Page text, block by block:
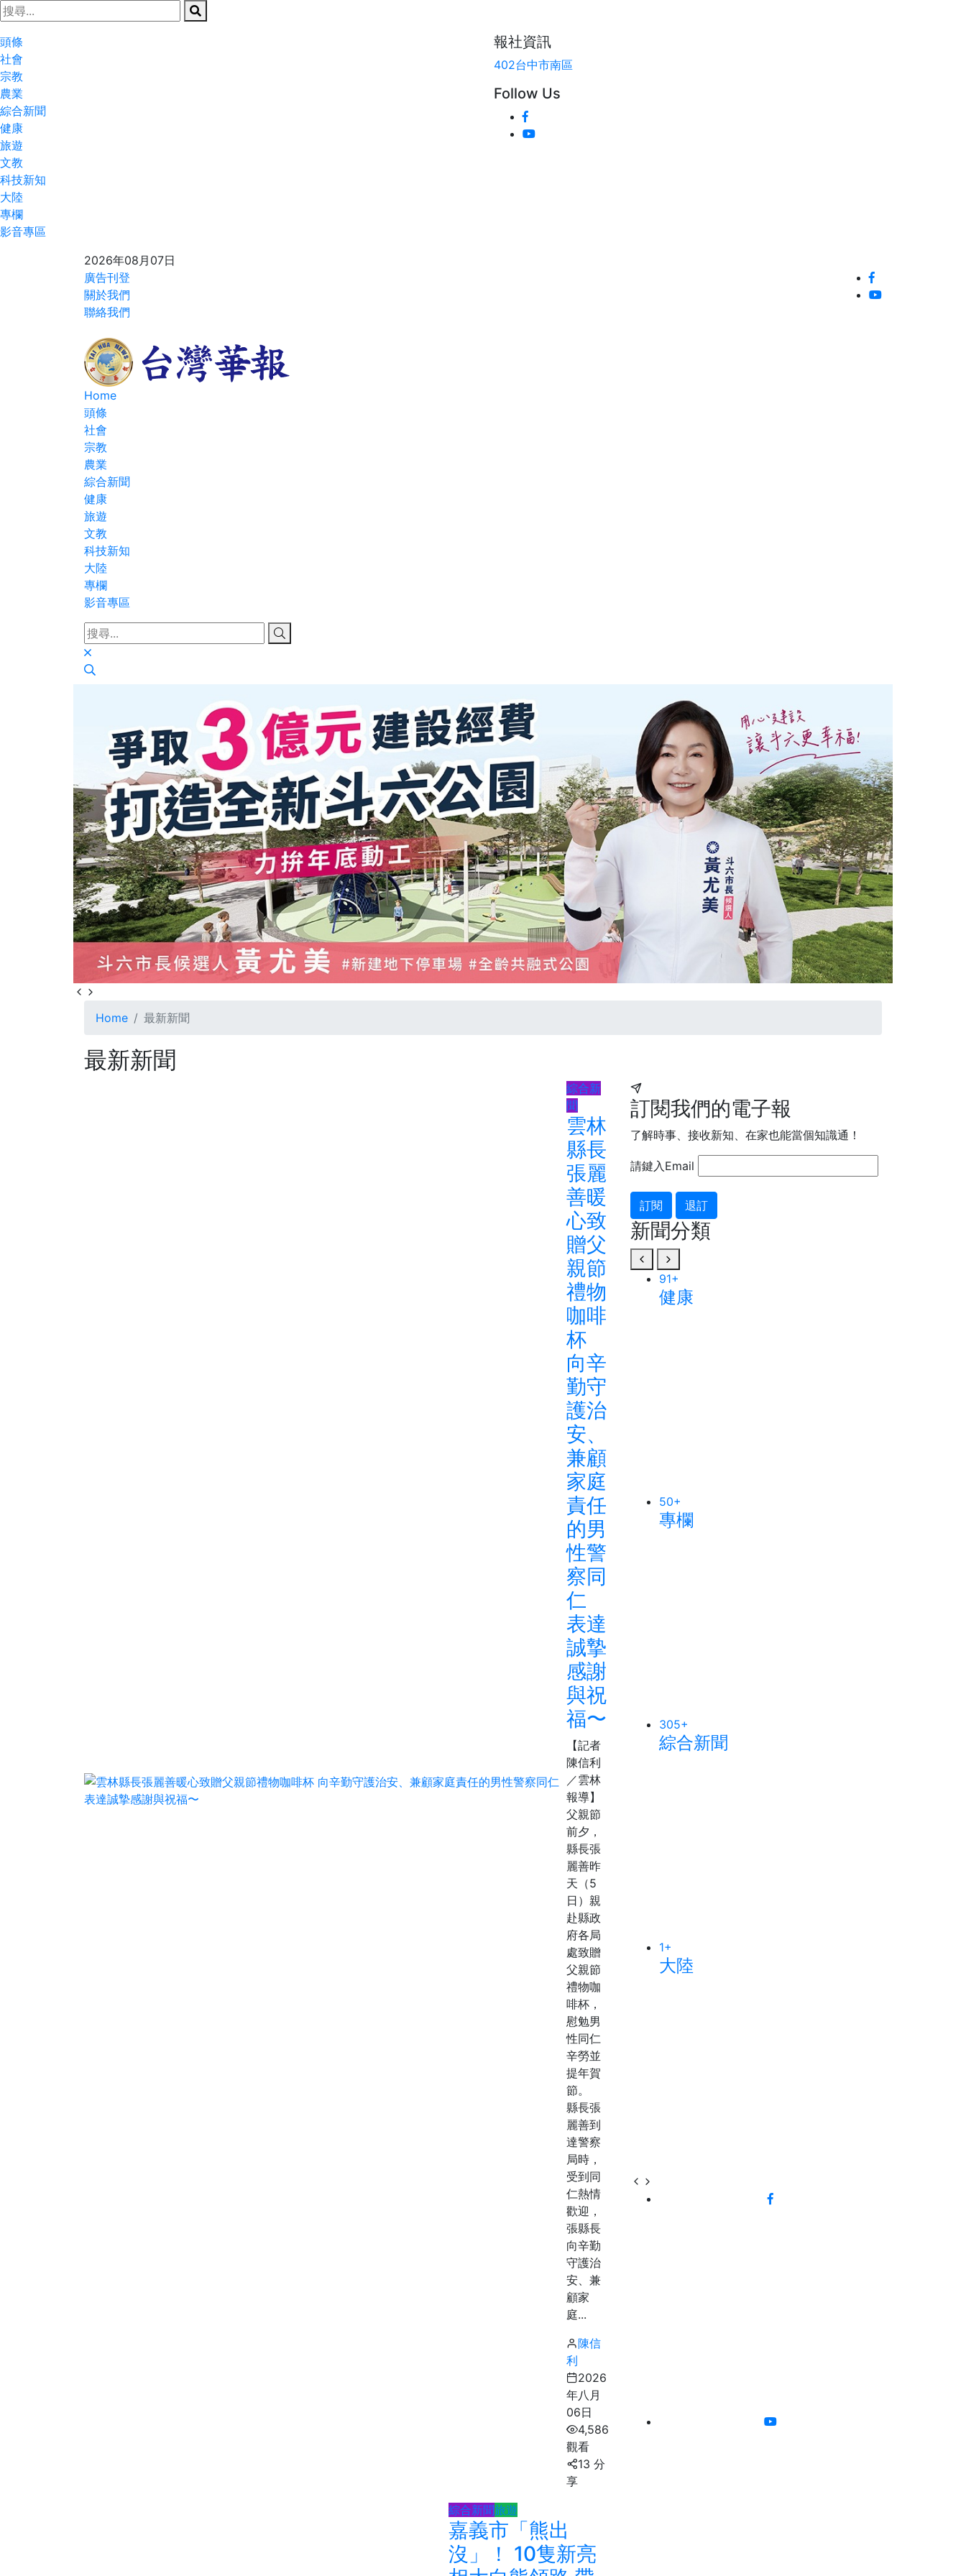
頭條
社會
宗教
農業
綜合新聞
健康
旅遊
文教
科技新知
大陸
專欄
影音專區
報社資訊
402台中市南區
Follow Us
2026年08月07日
廣告刊登
關於我們
聯絡我們
Home
頭條
社會
宗教
農業
綜合新聞
健康
旅遊
文教
科技新知
大陸
專欄
影音專區
Home 最新新聞
最新新聞
綜合新
聞
雲林
縣長
張麗
善暖
心致
贈父
親節
禮物
咖啡
杯
向辛
勤守
護治
安、
兼顧
家庭
責任
的男
性警
察同
仁
表達
誠摯
感謝
與祝
福〜
【記者
陳信利
／雲林
報導】
父親節
前夕，
縣長張
麗善昨
天（5
日）親
赴縣政
府各局
處致贈
父親節
禮物咖
啡杯，
慰勉男
性同仁
辛勞並
提年賀
節。
縣長張
麗善到
達警察
局時，
受到同
仁熱情
歡迎，
張縣長
向辛勤
守護治
安、兼
顧家
庭...
陳信
利
2026
年八月
06日
4,586
觀看
13 分
享
綜合新聞旅遊
嘉義市「熊出
沒」！ 10隻新亮
訂閱我們的電子報
了解時事、接收新知、在家也能當個知識通！
請鍵入Email
訂閱 退訂
新聞分類
91+
健康
50+
專欄
305+
綜合新聞
1+
大陸
32+
農業
70+
旅遊
14+
科技新知
100
文教